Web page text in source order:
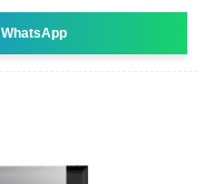
WhatsApp